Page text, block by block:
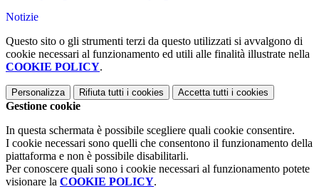
Notizie
Questo sito o gli strumenti terzi da questo utilizzati si avvalgono di
cookie necessari al funzionamento ed utili alle finalità illustrate nella
COOKIE POLICY.
Personalizza Rifiuta tutti i cookies Accetta tutti i cookies
Gestione cookie
In questa schermata è possibile scegliere quali cookie consentire.
I cookie necessari sono quelli che consentono il funzionamento della
piattaforma e non è possibile disabilitarli.
Per conoscere quali sono i cookie necessari al funzionamento potete
visionare la COOKIE POLICY.